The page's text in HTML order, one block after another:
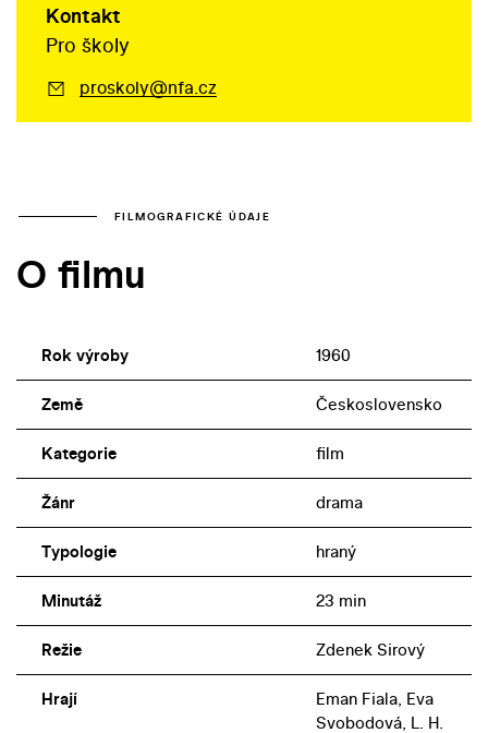
Kontakt
Pro školy
proskoly@nfa.cz
FILMOGRAFICKÉ ÚDAJE
O filmu
Rok výroby 1960
Země Československo
Kategorie film
Žánr drama
Typologie hraný
Minutáž 23 min
Režie Zdenek Sirový
Hrají
Eman Fiala, Eva
Svobodová, L. H.